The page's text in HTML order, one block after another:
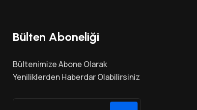
Bülten Aboneliği
Bültenimize Abone Olarak
Yeniliklerden Haberdar Olabilirsiniz